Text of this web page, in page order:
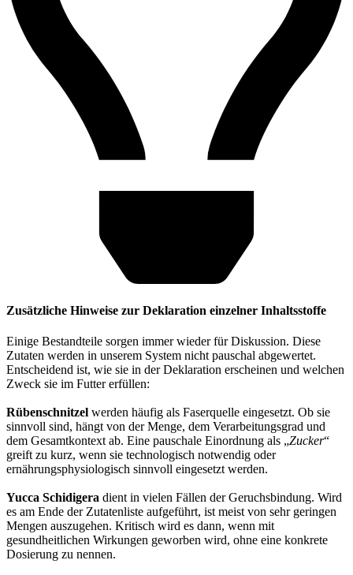
Zusätzliche Hinweise zur Deklaration einzelner Inhaltsstoffe
Einige Bestandteile sorgen immer wieder für Diskussion. Diese
Zutaten werden in unserem System nicht pauschal abgewertet.
Entscheidend ist, wie sie in der Deklaration erscheinen und welchen
Zweck sie im Futter erfüllen:
Rübenschnitzel werden häufig als Faserquelle eingesetzt. Ob sie
sinnvoll sind, hängt von der Menge, dem Verarbeitungsgrad und
dem Gesamtkontext ab. Eine pauschale Einordnung als „Zucker“
greift zu kurz, wenn sie technologisch notwendig oder
ernährungsphysiologisch sinnvoll eingesetzt werden.
Yucca Schidigera dient in vielen Fällen der Geruchsbindung. Wird
es am Ende der Zutatenliste aufgeführt, ist meist von sehr geringen
Mengen auszugehen. Kritisch wird es dann, wenn mit
gesundheitlichen Wirkungen geworben wird, ohne eine konkrete
Dosierung zu nennen.